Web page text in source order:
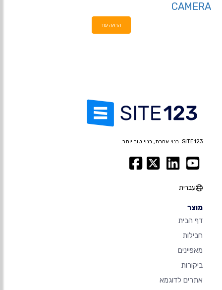
CAMERA
הראה עוד
SITE123: בנוי אחרת, בנוי טוב יותר.
עברית
מוצר
דף הבית
חבילות
מאפיינים
ביקורות
אתרים לדוגמא